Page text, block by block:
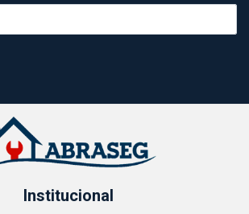
Institucional